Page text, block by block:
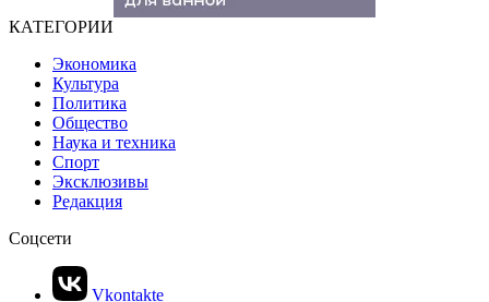
КАТЕГОРИИ
Экономика
Культура
Политика
Общество
Наука и техника
Спорт
Эксклюзивы
Редакция
Соцсети
Vkontakte